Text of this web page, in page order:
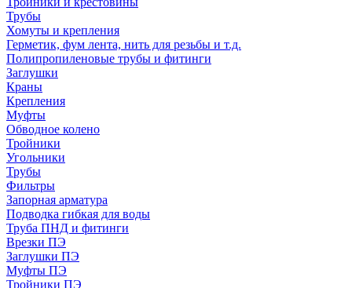
Трубы
Хомуты и крепления
Герметик, фум лента, нить для резьбы и т.д.
Полипропиленовые трубы и фитинги
Заглушки
Краны
Крепления
Муфты
Обводное колено
Тройники
Угольники
Трубы
Фильтры
Запорная арматура
Подводка гибкая для воды
Труба ПНД и фитинги
Врезки ПЭ
Заглушки ПЭ
Муфты ПЭ
Тройники ПЭ